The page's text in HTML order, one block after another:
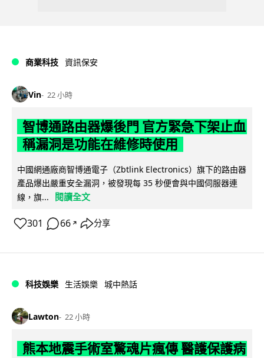
商業科技 資訊保安
Vin 22 小時
智博通路由器爆後門 官方緊急下架止血
稱漏洞是功能在維修時使用
中國網通廠商智博通電子（Zbtlink Electronics）旗下的路由器
產品爆出嚴重安全漏洞，被發現每 35 秒便會與中國伺服器連
線，旗...
閱讀全文
301 66 ↗ 分享
科技娛樂 生活娛樂 城中熱話
Lawton 22 小時
熊本地震手術室驚魂片瘋傳 醫護保護病